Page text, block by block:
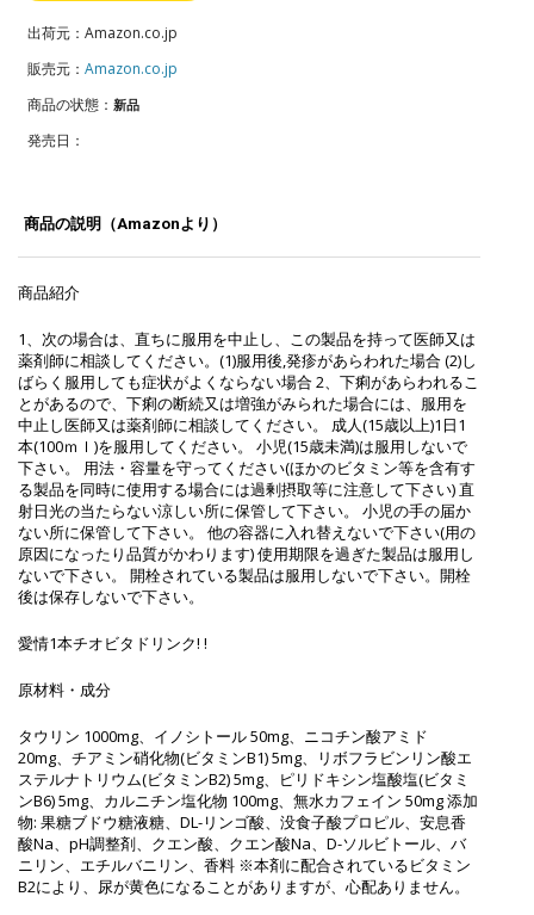
出荷元：Amazon.co.jp
販売元： Amazon.co.jp
商品の状態： 新品
発売日：
商品の説明（Amazonより）
商品紹介
1、次の場合は、直ちに服用を中止し、この製品を持って医師又は
薬剤師に相談してください。(1)服用後,発疹があらわれた場合 (2)し
ばらく服用しても症状がよくならない場合 2、下痢があらわれるこ
とがあるので、下痢の断続又は増強がみられた場合には、服用を
中止し医師又は薬剤師に相談してください。 成人(15歳以上)1日1
本(100ｍｌ)を服用してください。 小児(15歳未満)は服用しないで
下さい。 用法・容量を守ってください(ほかのビタミン等を含有す
る製品を同時に使用する場合には過剰摂取等に注意して下さい) 直
射日光の当たらない涼しい所に保管して下さい。 小児の手の届か
ない所に保管して下さい。 他の容器に入れ替えないで下さい(用の
原因になったり品質がかわります) 使用期限を過ぎた製品は服用し
ないで下さい。 開栓されている製品は服用しないで下さい。開栓
後は保存しないで下さい。
愛情1本チオビタドリンク! !
原材料・成分
タウリン 1000mg、イノシトール 50mg、ニコチン酸アミド
20mg、チアミン硝化物(ビタミンB1) 5mg、リボフラビンリン酸エ
ステルナトリウム(ビタミンB2) 5mg、ピリドキシン塩酸塩(ビタミ
ンB6) 5mg、カルニチン塩化物 100mg、無水カフェイン 50mg 添加
物: 果糖ブドウ糖液糖、DL-リンゴ酸、没食子酸プロピル、安息香
酸Na、pH調整剤、クエン酸、クエン酸Na、D-ソルビトール、バ
ニリン、エチルバニリン、香料 ※本剤に配合されているビタミン
B2により、尿が黄色になることがありますが、心配ありません。